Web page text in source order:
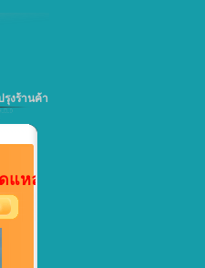
รุงร้านค้า
+แจกแถม....ตามรายละเ